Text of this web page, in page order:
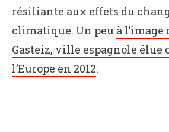
résiliante aux effets du
climatique. Un peu à
Gasteiz, ville espagnole élue
l’Europe en 2012.